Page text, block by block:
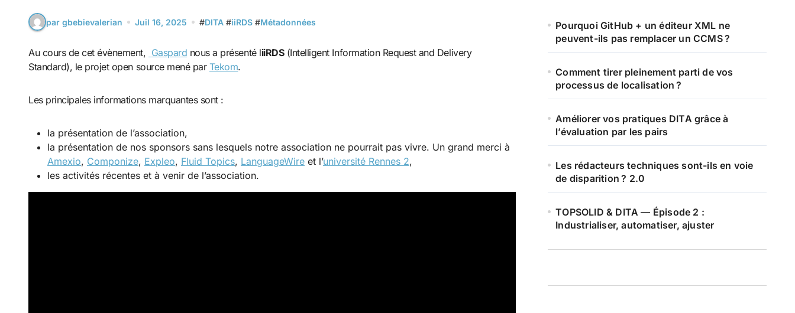
par gbebievalerian Juil 16, 2025 #DITA #iiRDS #Métadonnées
Au cours de cet évènement, Gaspard nous a présenté liiRDS(Intelligent Information Request and Delivery
Standard), le projet open source mené par Tekom.
Les principales informations marquantes sont :
la présentation de l’association,
la présentation de nos sponsors sans lesquels notre association ne pourrait pas vivre. Un grand merci à
Amexio, Componize, Expleo, Fluid Topics, LanguageWire et l’université Rennes 2,
les activités récentes et à venir de l’association.
Pourquoi GitHub + un éditeur XML ne
peuvent-ils pas remplacer un CCMS ?
Comment tirer pleinement parti de vos
processus de localisation ?
Améliorer vos pratiques DITA grâce à
l’évaluation par les pairs
Les rédacteurs techniques sont-ils en voie
de disparition ? 2.0
TOPSOLID & DITA — Épisode 2 :
Industrialiser, automatiser, ajuster